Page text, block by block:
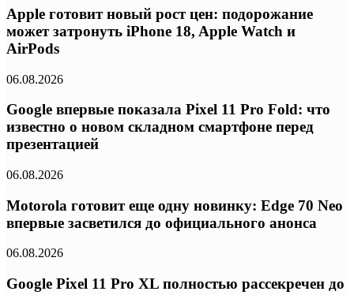
Apple готовит новый рост цен: подорожание
может затронуть iPhone 18, Apple Watch и
AirPods
06.08.2026
Google впервые показала Pixel 11 Pro Fold: что
известно о новом складном смартфоне перед
презентацией
06.08.2026
Motorola готовит еще одну новинку: Edge 70 Neo
впервые засветился до официального анонса
06.08.2026
Google Pixel 11 Pro XL полностью рассекречен до